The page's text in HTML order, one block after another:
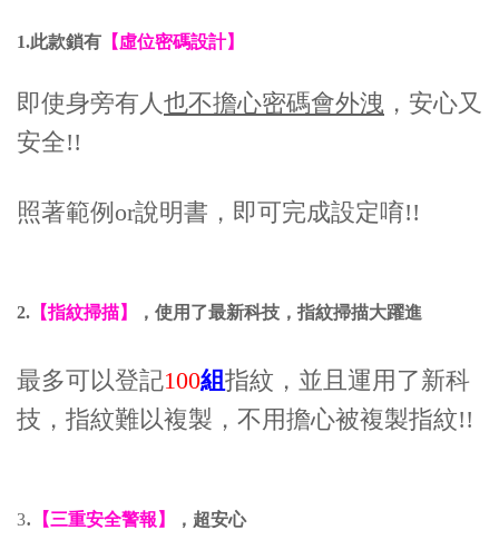
1.此款鎖有 【虛位密碼設計】
即使身旁有人也不擔心密碼會外洩 ，安心又
安全!!
照著範例or說明書，即可完成設定唷!!
2. 【指紋掃描】 ，使用了最新科技，指紋掃描大躍進
最多可以登記100組指紋，並且運用了新科
技，指紋難以複製，不用擔心被複製指紋!!
3. 【三重安全警報】 ，超安心